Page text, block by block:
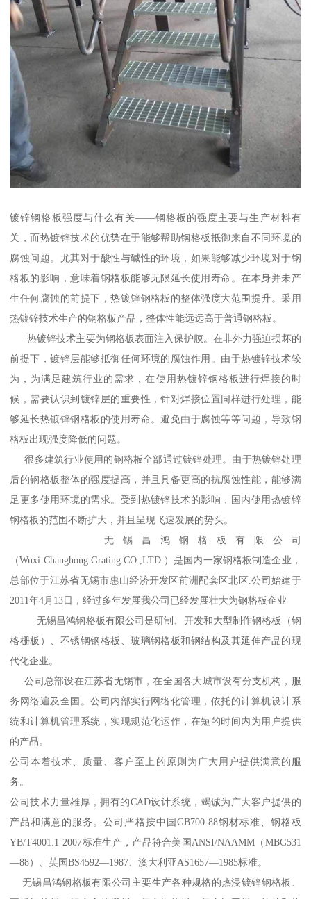
镀锌钢格板强度与什么有关——钢格板的强度主要与生产材料有
关，而热镀锌技术的优势在于能够帮助钢格板抵御来自不同环境的
腐蚀问题。尤其对于酸性与碱性的环境，如果能够减少环境对于钢
格板的影响，意味着钢格板能够无限延长使用寿命。在本身并未产
生任何腐蚀的前提下，热镀锌钢格板的整体强度大范围提升。采用
热镀锌技术生产的钢格板产品，整体性能远远高于普通钢格板。
热镀锌技术主要为钢格板表面注入保护膜。在非外力强迫损坏的
前提下，镀锌层能够抵御任何环境的腐蚀作用。由于热镀锌技术较
为，为满足建筑行业的需求，在使用热镀锌钢格板进行焊接的时
候，需要认识到镀锌层的重要性，针对焊接位置同样进行处理，能
够延长热镀锌钢格板的使用寿命。避免由于腐蚀等等问题，导致钢
格板出现强度降低的问题。
很多建筑行业使用的钢格板全部通过镀锌处理。由于热镀锌处理
后的钢格板整体的强度提高，并且具备更高的抗腐蚀性能，能够满
足更多使用环境的需求。受到热镀锌技术的影响，国内使用热镀锌
钢格板的范围不断扩大，并且呈现飞速发展的势头。
无锡昌鸿钢格板有限公司
（Wuxi Changhong Grating CO.,LTD.）是国内一家钢格板制造企业，
总部位于江苏省无锡市惠山经济开发区前洲配套区北区.公司始建于
2011年4月13日，经过多年发展我公司已经发展壮大为钢格板企业
无锡昌鸿钢格板有限公司是研制、开发和大型制作钢格板（钢
格栅板）、不锈钢钢格板、玻璃钢格板和钢结构及其延伸产品的现
代化企业。
公司总部设在江苏省无锡市，在全国各大城市设有分支机构，服
务网络遍及全国。公司内部实行网络化管理，依托的计算机设计系
统和计算机管理系统，实现规范化运作，在短的时间内为用户提供
的产品。
公司本着技术、质量、客户至上的原则为广大用户提供满意的服
务。
公司技术力量雄厚，拥有的CAD设计系统，竭诚为广大客户提供的
产品和满意的服务。公司严格按中国GB700-88钢材标准、钢格板
YB/T4001.1-2007标准生产，产品符合美国ANSI/NAAMM（MBG531
—88）、英国BS4592—1987、澳大利亚AS1657—1985标准。
无锡昌鸿钢格板有限公司主要生产各种规格的热浸镀锌钢格板、